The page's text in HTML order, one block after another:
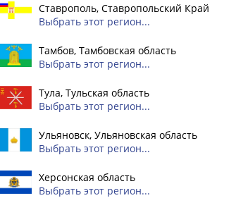
Ставрополь, Ставропольский Край
Выбрать этот регион...
Тамбов, Тамбовская область
Выбрать этот регион...
Тула, Тульская область
Выбрать этот регион...
Ульяновск, Ульяновская область
Выбрать этот регион...
Херсонская область
Выбрать этот регион...